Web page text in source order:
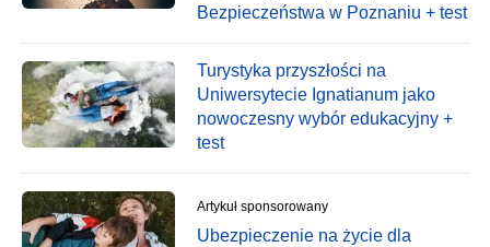
Bezpieczeństwa w Poznaniu + test
Turystyka przyszłości na
Uniwersytecie Ignatianum jako
nowoczesny wybór edukacyjny +
test
Artykuł sponsorowany
Ubezpieczenie na życie dla